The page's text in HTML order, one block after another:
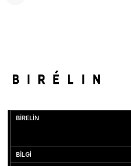
BİRELİN
BİLGİ